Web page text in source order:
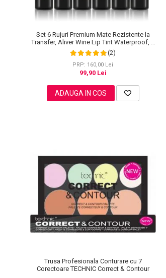
Set 6 Rujuri Premium Mate Rezistente la
Transfer, Aliver Wine Lip Tint Waterproof, 7
g X 6 buc (2)
PRP: 160,00 Lei
99,90 Lei
ADAUGA IN COS
Trusa Profesionala Conturare cu 7
Corectoare TECHNIC Correct & Contour